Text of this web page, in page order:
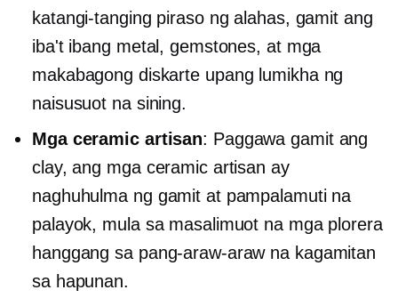
katangi-tanging piraso ng alahas, gamit ang
iba't ibang metal, gemstones, at mga
makabagong diskarte upang lumikha ng
naisusuot na sining.
Mga ceramic artisan: Paggawa gamit ang
clay, ang mga ceramic artisan ay
naghuhulma ng gamit at pampalamuti na
palayok, mula sa masalimuot na mga plorera
hanggang sa pang-araw-araw na kagamitan
sa hapunan.